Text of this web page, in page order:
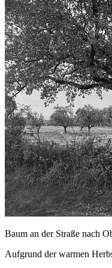
Baum an der Straße nach
Aufgrund der warmen